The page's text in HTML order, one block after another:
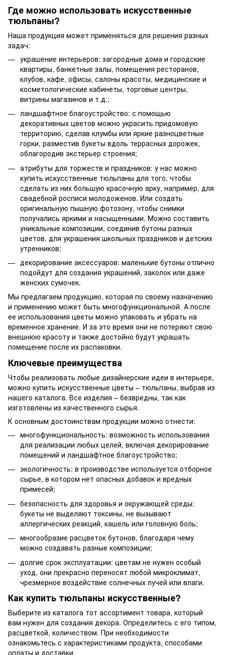
Где можно использовать искусственные
тюльпаны?
Наша продукция может применяться для решения разных
задач:
украшение интерьеров: загородные дома и городские
квартиры, банкетные залы, помещения ресторанов,
клубов, кафе, офисы, салоны красоты, медицинские и
косметологические кабинеты, торговые центры,
витрины магазинов и т.д.;
ландшафтное благоустройство: с помощью
декоративных цветов можно украсить придомовую
территорию, сделав клумбы или яркие разноцветные
горки, разместив букеты вдоль террасных дорожек,
облагородив экстерьер строения;
атрибуты для торжеств и праздников: у нас можно
купить искусственные тюльпаны для того, чтобы
сделать из них большую красочную арку, например, для
свадебной росписи молодоженов. Или создать
оригинальную пышную фотозону, чтобы снимки
получались яркими и насыщенными. Можно составить
уникальные композиции, соединив бутоны разных
цветов, для украшения школьных праздников и детских
утренников;
декорирование аксессуаров: маленькие бутоны отлично
подойдут для создания украшений, заколок или даже
женских сумочек.
Мы предлагаем продукцию, которая по своему назначению
и применению может быть многофункциональной. А после
ее использования цветы можно упаковать и убрать на
временное хранение. И за это время они не потеряют свою
внешнюю красоту и также достойно будут украшать
помещение после их распаковки.
Ключевые преимущества
Чтобы реализовать любые дизайнерские идеи в интерьере,
можно купить искусственные цветы – тюльпаны, выбрав из
нашего каталога. Все изделия – безвредны, так как
изготовлены из качественного сырья.
К основным достоинствам продукции можно отнести:
многофункциональность: возможность использования
для реализации любых целей, включая декорирование
помещений и ландшафтное благоустройство;
экологичность: в производстве используется отборное
сырье, в котором нет опасных добавок и вредных
примесей;
безопасность для здоровья и окружающей среды:
букеты не выделяют токсины, не вызывают
аллергических реакций, кашель или головную боль;
многообразие расцветок бутонов, благодаря чему
можно создавать разные композиции;
долгие срок эксплуатации: цветам не нужен особый
уход, они прекрасно переносят любой микроклимат,
чрезмерное воздействие солнечных лучей или влаги.
Как купить тюльпаны искусственные?
Выберите из каталога тот ассортимент товара, который
вам нужен для создания декора. Определитесь с его типом,
расцветкой, количеством. При необходимости
ознакомьтесь с характеристиками продукта, способами
оплаты и доставки.